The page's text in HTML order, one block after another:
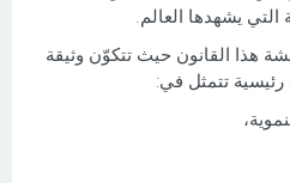
التي يشهدها العالم.
هذا القانون حيث تتكوّن وثيقة
رئيسية تتمثل في: